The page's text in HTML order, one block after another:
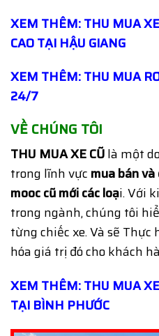
XEM THÊM: THU MUA
CAO TẠI HẬU GIANG
XEM THÊM: THU MUA
24/7
VỀ CHÚNG TÔI
THU MUA XE CŨlà một
trong lĩnh vực mua bán
mooc cũ mới các loại. Với
trong ngành, chúng tôi
từng chiếc xe. Và sẽ
hóa giá trị đó cho khách
XEM THÊM: THU MUA
TẠI BÌNH PHƯỚC